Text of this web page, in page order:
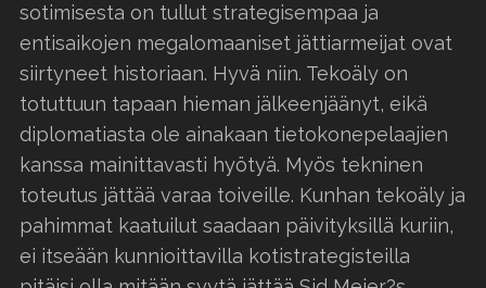
sotimisesta on tullut strategisempaa ja
entisaikojen megalomaaniset jättiarmeijat ovat
siirtyneet historiaan. Hyvä niin. Tekoäly on
totuttuun tapaan hieman jälkeenjäänyt, eikä
diplomatiasta ole ainakaan tietokonepelaajien
kanssa mainittavasti hyötyä. Myös tekninen
toteutus jättää varaa toiveille. Kunhan tekoäly ja
pahimmat kaatuilut saadaan päivityksillä kuriin,
ei itseään kunnioittavilla kotistrategisteilla